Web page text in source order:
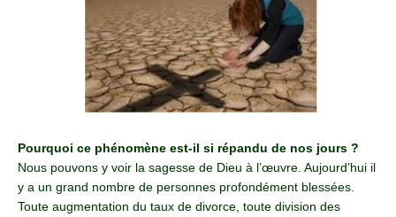
Pourquoi ce phénomène est-il si répandu de nos jours ?
Nous pouvons y voir la sagesse de Dieu à l’œuvre. Aujourd’hui il
y a un grand nombre de personnes profondément blessées.
Toute augmentation du taux de divorce, toute division des